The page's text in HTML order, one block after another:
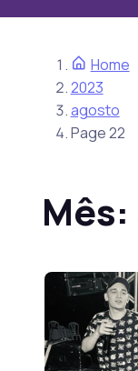
Home
2023
agosto
Page 22
Mês: